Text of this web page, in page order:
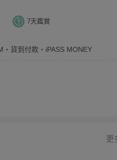
7天鑑賞
貨到付款・iPASS MONEY
更